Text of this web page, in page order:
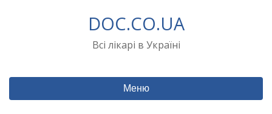
DOC.CO.UA
Всі лікарі в Україні
Меню